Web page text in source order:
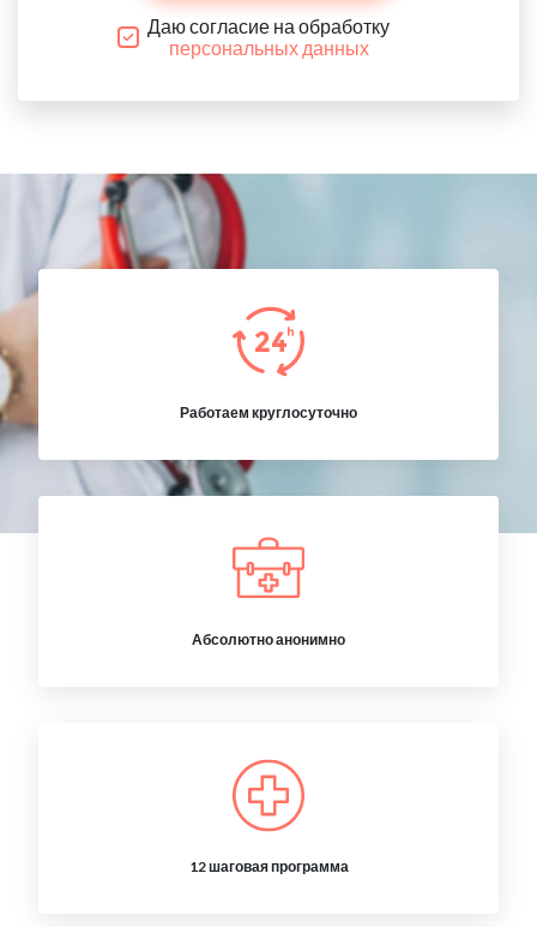
Даю согласие на обработку
персональных данных
Работаем круглосуточно
Абсолютно анонимно
12 шаговая программа